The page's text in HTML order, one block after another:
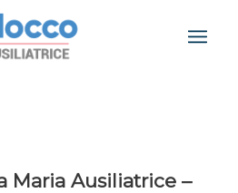
Maria Ausiliatrice –